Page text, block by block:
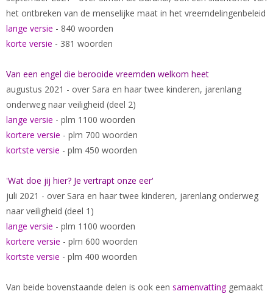
het ontbreken van de menselijke maat in het vreemdelingenbeleid
lange versie - 840 woorden
korte versie - 381 woorden
Van een engel die berooide vreemden welkom heet
augustus 2021 - over Sara en haar twee kinderen, jarenlang
onderweg naar veiligheid (deel 2)
lange versie - plm 1100 woorden
kortere versie - plm 700 woorden
kortste versie - plm 450 woorden
'Wat doe jij hier? Je vertrapt onze eer'
juli 2021 - over Sara en haar twee kinderen, jarenlang onderweg
naar veiligheid (deel 1)
lange versie - plm 1100 woorden
kortere versie - plm 600 woorden
kortste versie - plm 400 woorden
Van beide bovenstaande delen is ook een samenvattinggemaakt